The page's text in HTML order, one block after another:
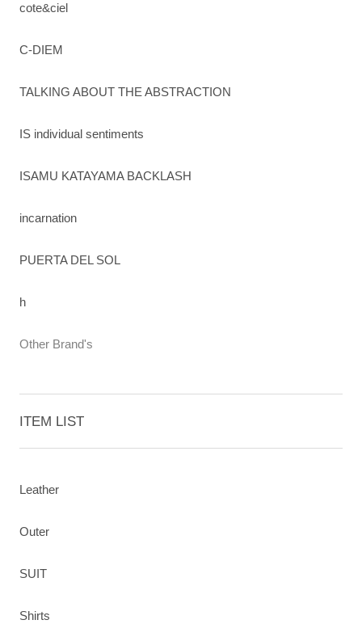
cote&ciel
C-DIEM
TALKING ABOUT THE ABSTRACTION
IS individual sentiments
ISAMU KATAYAMA BACKLASH
incarnation
PUERTA DEL SOL
h
Other Brand's
ITEM LIST
Leather
Outer
SUIT
Shirts